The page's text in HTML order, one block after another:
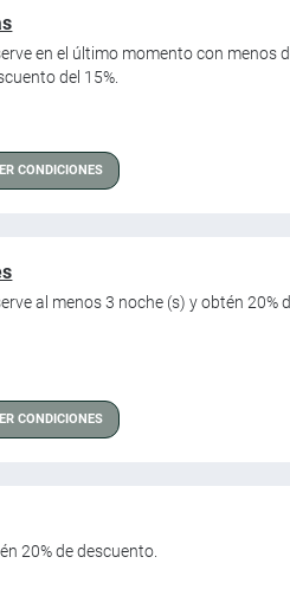
en el último momento con menos
del 15%.
CONDICIONES
al menos 3 noche (s) y obtén 20%
CONDICIONES
20% de descuento.